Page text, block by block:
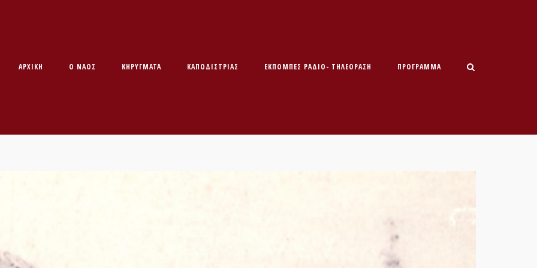
ΑΡΧΙΚΉ O ΝΑΌΣ ΚΗΡΥΓΜΑΤΑ ΚΑΠΟΔΊΣΤΡΙΑΣ ΕΚΠΟΜΠΕΣ ΡΑΔΙΟ- ΤΗΛΕΟΡΑΣΗ ΠΡΌΓΡΑΜΜΑ